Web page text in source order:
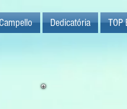
Dedicatória TOP